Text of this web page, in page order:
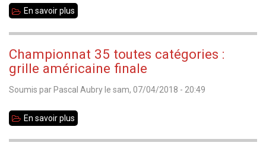
En savoir plus
toutes
2018
:
palmarès
Championnat 35 toutes catégories :
grille américaine finale
Soumis par Pascal Aubry le sam, 07/04/2018 - 20:49
En savoir plus